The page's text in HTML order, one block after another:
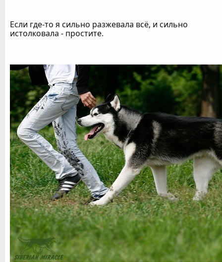
Если где-то я сильно разжевала всё, и сильно
истолковала - простите.